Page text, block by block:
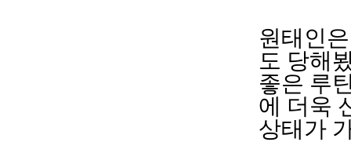
원태인
도 당해
좋은 루
에 더욱
상태가